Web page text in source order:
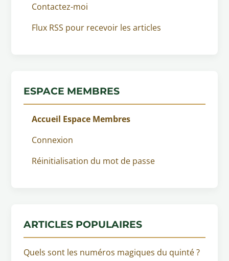
Contactez-moi
Flux RSS pour recevoir les articles
ESPACE MEMBRES
Accueil Espace Membres
Connexion
Réinitialisation du mot de passe
ARTICLES POPULAIRES
Quels sont les numéros magiques du quinté ?